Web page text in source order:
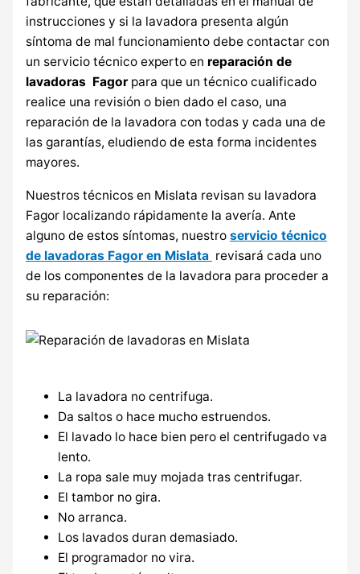
instrucciones y si la lavadora presenta algún
síntoma de mal funcionamiento debe contactar con
un servicio técnico experto en reparación de
lavadoras Fagorpara que un técnico cualificado
realice una revisión o bien dado el caso, una
reparación de la lavadora con todas y cada una de
las garantías, eludiendo de esta forma incidentes
mayores.
Nuestros técnicos en Mislata revisan su lavadora
Fagor localizando rápidamente la avería. Ante
alguno de estos síntomas, nuestro servicio técnico
de lavadoras Fagor en Mislata revisará cada uno
de los componentes de la lavadora para proceder a
su reparación:
La lavadora no centrifuga.
Da saltos o hace mucho estruendos.
El lavado lo hace bien pero el centrifugado va
lento.
La ropa sale muy mojada tras centrifugar.
El tambor no gira.
No arranca.
Los lavados duran demasiado.
El programador no vira.